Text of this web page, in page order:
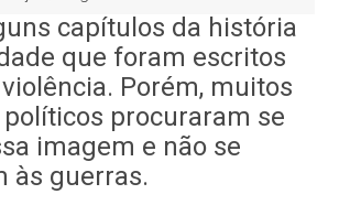
capítulos da história
que foram escritos
Porém, muitos
procuraram se
imagem e não se
às guerras.